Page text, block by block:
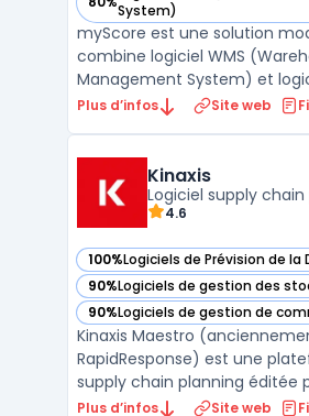
System)
— voir myScore dans cette
myScore est une solution
combine logiciel WMS
Management System) et
(Manufacturing Execution
(réceptions, stockage,
commandes, expéditions) et
Plus d’infos Site web
Kinaxis
Logiciel supply
4.6
100%Logiciels de Prévision de la
— voir Kinaxis dans cette
90%Logiciels de gestion des
— voir Kinaxis dans cette
90%Logiciels de gestion de
— voir Kinaxis dans cette
Kinaxis Maestro
RapidResponse) est une
supply chain planning éditée
société canadienne fondée
Plus d’infos Site web